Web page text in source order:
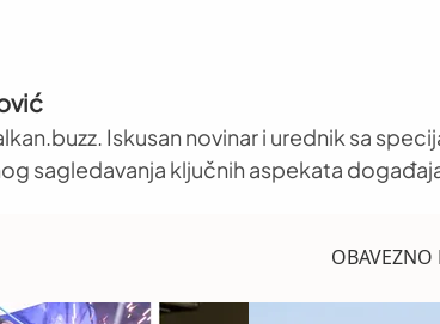
Iskusan novinar i urednik sa
sagledavanja ključnih aspekata
OBAVEZNO